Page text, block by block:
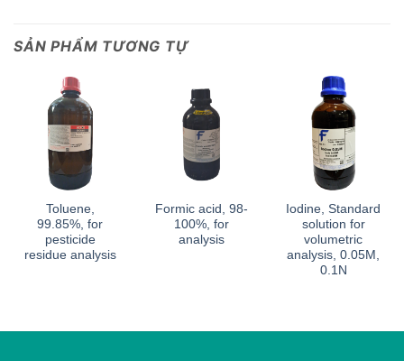
SẢN PHẨM TƯƠNG TỰ
Toluene,
99.85%, for
pesticide
residue analysis
Formic acid, 98-
100%, for
analysis
Iodine, Standard
solution for
volumetric
analysis, 0.05M,
0.1N